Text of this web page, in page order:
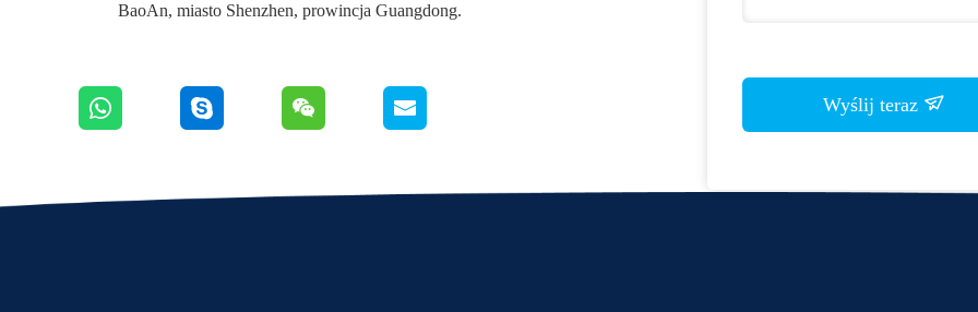
BaoAn, miasto Shenzhen, prowincja Guangdong.
Wyślij teraz